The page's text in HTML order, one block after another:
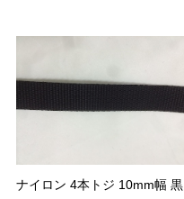
ナイロン 4本トジ 10mm幅 黒